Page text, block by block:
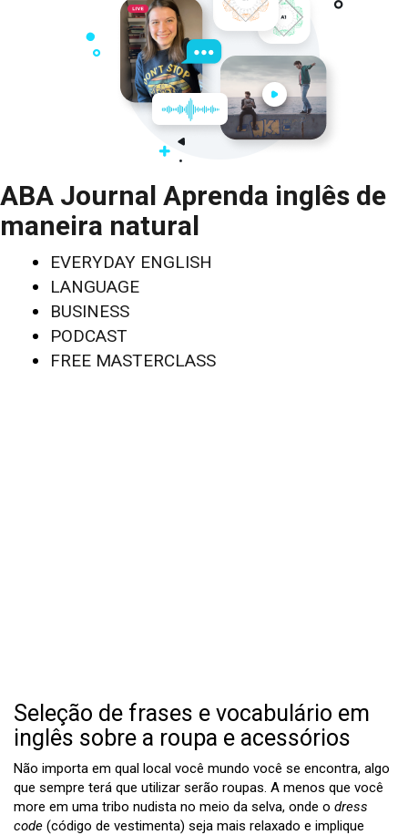
ABA Journal Aprenda inglês de
maneira natural
EVERYDAY ENGLISH
LANGUAGE
BUSINESS
PODCAST
FREE MASTERCLASS
Seleção de frases e vocabulário em
inglês sobre a roupa e acessórios
Não importa em qual local você mundo você se encontra, algo
que sempre terá que utilizar serão roupas. A menos que você
more em uma tribo nudista no meio da selva, onde o dress
code (código de vestimenta) seja mais relaxado e implique